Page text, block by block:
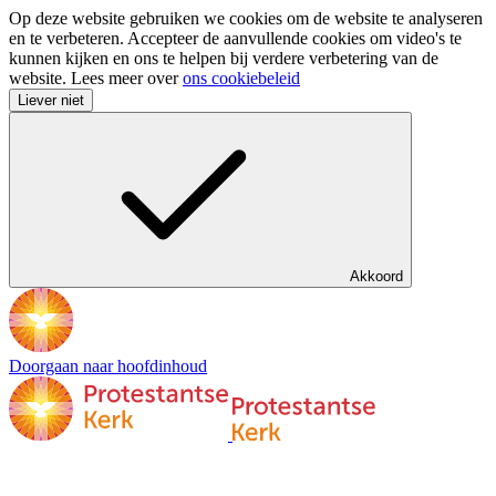
Op deze website gebruiken we cookies om de website te analyseren
en te verbeteren. Accepteer de aanvullende cookies om video's te
kunnen kijken en ons te helpen bij verdere verbetering van de
website. Lees meer overons cookiebeleid
Liever niet
Akkoord
Doorgaan naar hoofdinhoud